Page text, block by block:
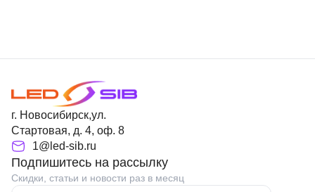
г. Новосибирск,ул.
Стартовая, д. 4, оф. 8
1@led-sib.ru
Подпишитесь на рассылку
Скидки, статьи и новости раз в месяц